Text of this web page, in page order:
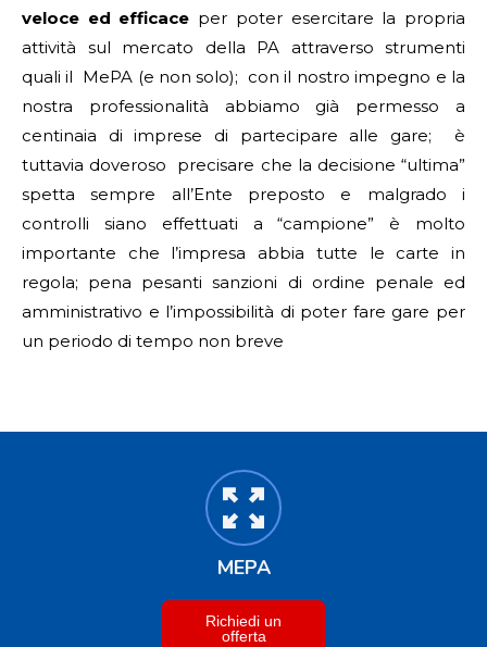
veloce ed efficace per poter esercitare la propria
attività sul mercato della PA attraverso strumenti
quali il MePA (e non solo); con il nostro impegno e la
nostra professionalità abbiamo già permesso a
centinaia di imprese di partecipare alle gare; è
tuttavia doveroso precisare che la decisione “ultima”
spetta sempre all’Ente preposto e malgrado i
controlli siano effettuati a “campione” è molto
importante che l’impresa abbia tutte le carte in
regola; pena pesanti sanzioni di ordine penale ed
amministrativo e l’impossibilità di poter fare gare per
un periodo di tempo non breve
MEPA
Richiedi un
offerta